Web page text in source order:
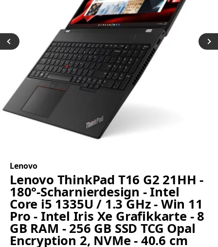
Lenovo
Lenovo ThinkPad T16 G2 21HH -
180°-Scharnierdesign - Intel
Core i5 1335U / 1.3 GHz - Win 11
Pro - Intel Iris Xe Grafikkarte - 8
GB RAM - 256 GB SSD TCG Opal
Encryption 2, NVMe - 40.6 cm